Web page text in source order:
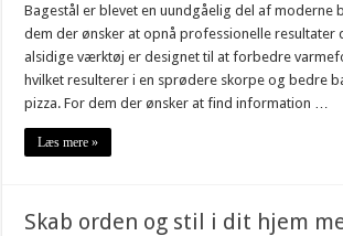
Bagestål er blevet en uundgåelig del af
dem der ønsker at opnå professionelle resultater
alsidige værktøj er designet til at forbedre
hvilket resulterer i en sprødere skorpe og bedre
pizza. For dem der ønsker at find information …
Læs mere »
Skab orden og stil i dit hjem